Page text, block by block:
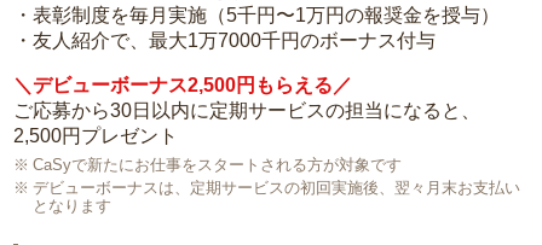
・表彰制度を毎月実施（5千円〜1万円の報奨金を授与）
・友人紹介で、最大1万7000千円のボーナス付与
＼デビューボーナス2,500円もらえる／
ご応募から30日以内に定期サービスの担当になると、
2,500円プレゼント
CaSyで新たにお仕事をスタートされる方が対象です
デビューボーナスは、定期サービスの初回実施後、翌々月末お支払い
となります